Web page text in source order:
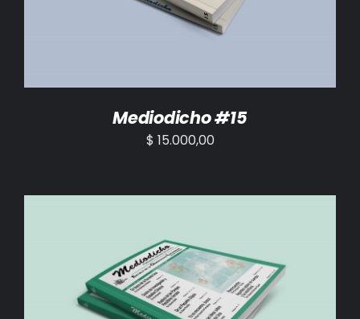
Mediodicho #15
$ 15.000,00
AÑADIR AL CARRITO / DETALLES